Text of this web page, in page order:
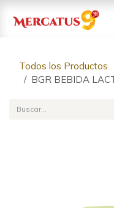
Todos los Productos
BGR BEBIDA